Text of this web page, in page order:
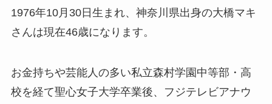
1976年10月30日生まれ、神奈川県出身の大橋マキ
さんは現在46歳になります。
お金持ちや芸能人の多い私立森村学園中等部・高
校を経て聖心女子大学卒業後、フジテレビアナウ